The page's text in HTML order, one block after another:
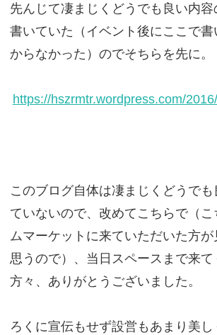
先んじて凄まじくどうでも良い内
書いていた（イベント後にここで
からなかった）のでそちらを先に。
https://hszrmtr.wordpress.com/
このブログ自体は凄まじくどうで
ていないので、改めてこちらで（
ムマーケットに来ていただいた方が
思うので）、当日スペースまで来て
方々、ありがとうございました。
ろくに宣伝もせず設営もあまり美